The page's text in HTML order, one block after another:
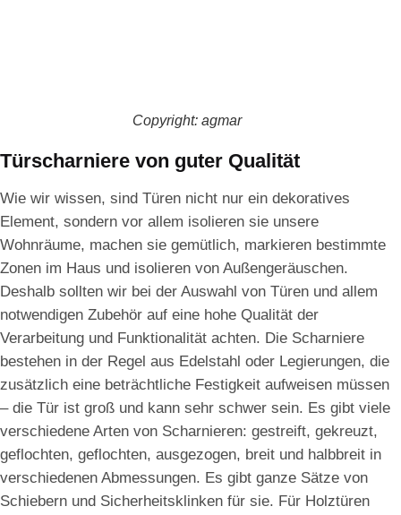
Copyright: agmar
Türscharniere von guter Qualität
Wie wir wissen, sind Türen nicht nur ein dekoratives
Element, sondern vor allem isolieren sie unsere
Wohnräume, machen sie gemütlich, markieren bestimmte
Zonen im Haus und isolieren von Außengeräuschen.
Deshalb sollten wir bei der Auswahl von Türen und allem
notwendigen Zubehör auf eine hohe Qualität der
Verarbeitung und Funktionalität achten. Die Scharniere
bestehen in der Regel aus Edelstahl oder Legierungen, die
zusätzlich eine beträchtliche Festigkeit aufweisen müssen
– die Tür ist groß und kann sehr schwer sein. Es gibt viele
verschiedene Arten von Scharnieren: gestreift, gekreuzt,
geflochten, geflochten, ausgezogen, breit und halbbreit in
verschiedenen Abmessungen. Es gibt ganze Sätze von
Schiebern und Sicherheitsklinken für sie. Für Holztüren